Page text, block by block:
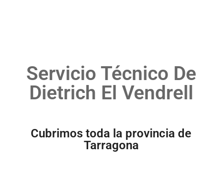
Servicio Técnico De
Dietrich El Vendrell
Cubrimos toda la provincia de
Tarragona